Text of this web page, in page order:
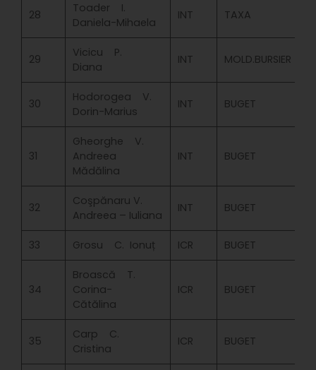
28
Toader I.
Daniela-Mihaela
INT TAXA
29
Vicicu P.
Diana
INT MOLD.BURSIER
30
Hodorogea V.
Dorin-Marius
INT BUGET
31
Gheorghe V.
Andreea
Mădălina
INT BUGET
32
Coşpănaru V.
Andreea – Iuliana
INT BUGET
33 Grosu C. Ionuț ICR BUGET
34
Broască T.
Corina-
Cătălina
ICR BUGET
35
Carp C.
Cristina
ICR BUGET